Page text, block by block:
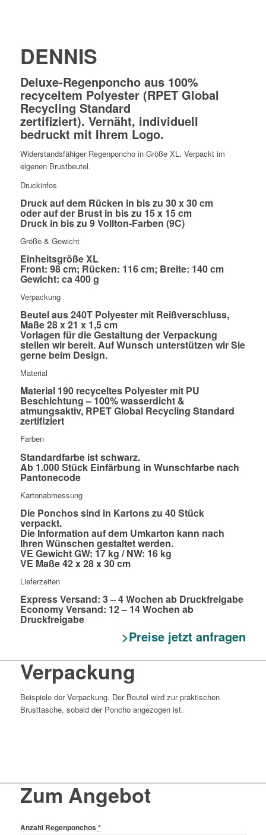
DENNIS
Deluxe-Regenponcho aus 100%
recyceltem Polyester (RPET Global
Recycling Standard
zertifiziert). Vernäht, individuell
bedruckt mit Ihrem Logo.
Widerstandsfähiger Regenponcho in Größe XL. Verpackt im
eigenen Brustbeutel.
Druckinfos
Druck auf dem Rücken in bis zu 30 x 30 cm
oder auf der Brust in bis zu 15 x 15 cm
Druck in bis zu 9 Vollton-Farben (9C)
Größe & Gewicht
Einheitsgröße XL
Front: 98 cm; Rücken: 116 cm; Breite: 140 cm
Gewicht: ca 400 g
Verpackung
Beutel aus 240T Polyester mit Reißverschluss,
Maße 28 x 21 x 1,5 cm
Vorlagen für die Gestaltung der Verpackung
stellen wir bereit. Auf Wunsch unterstützen wir Sie
gerne beim Design.
Material
Material 190 recyceltes Polyester mit PU
Beschichtung – 100% wasserdicht &
atmungsaktiv, RPET Global Recycling Standard
zertifiziert
Farben
Standardfarbe ist schwarz.
Ab 1.000 Stück Einfärbung in Wunschfarbe nach
Pantonecode
Kartonabmessung
Die Ponchos sind in Kartons zu 40 Stück
verpackt.
Die Information auf dem Umkarton kann nach
Ihren Wünschen gestaltet werden.
VE Gewicht GW: 17 kg / NW: 16 kg
VE Maße 42 x 28 x 30 cm
Lieferzeiten
Express Versand: 3 – 4 Wochen ab Druckfreigabe
Economy Versand: 12 – 14 Wochen ab
Druckfreigabe
>Preise jetzt anfragen
Verpackung
Beispiele der Verpackung. Der Beutel wird zur praktischen
Brusttasche, sobald der Poncho angezogen ist.
Zum Angebot
Anzahl Regenponchos *